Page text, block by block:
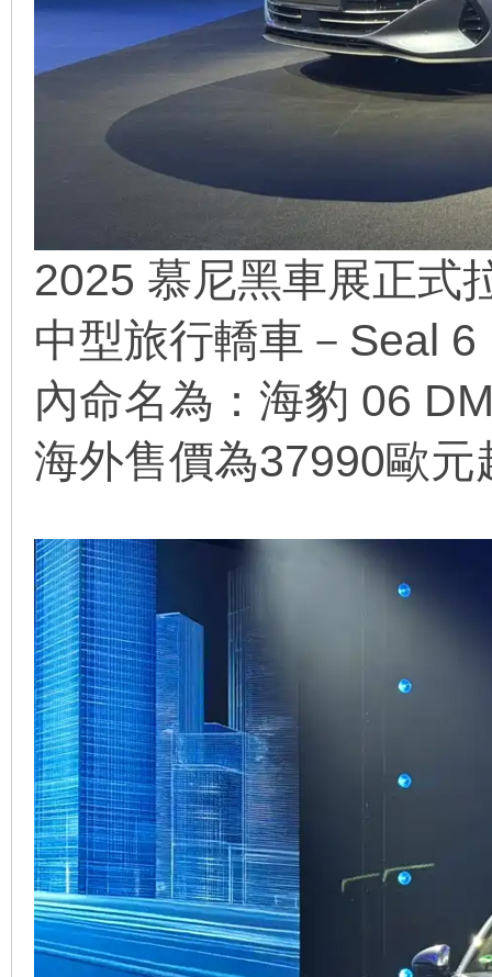
2025 慕尼黑車展正式
中型旅行轎車－Seal
內命名為：海豹 06
海外售價為37990歐